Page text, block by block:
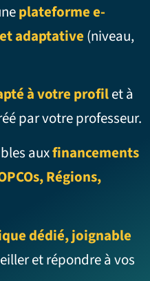
plateforme e-
adaptative (niveau,
à votre profilet à
par votre professeur.
auxfinancements
Régions,
dédié, joignable
et répondre à vos